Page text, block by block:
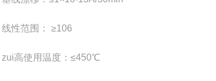
线性范围： ≥106
zui高使用温度：≤450℃